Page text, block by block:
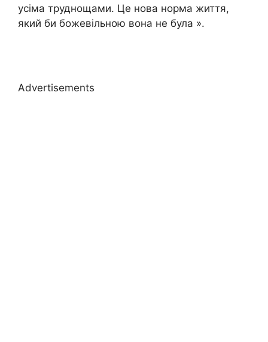
усіма труднощами. Це нова норма життя,
який би божевільною вона не була ».
Advertisements